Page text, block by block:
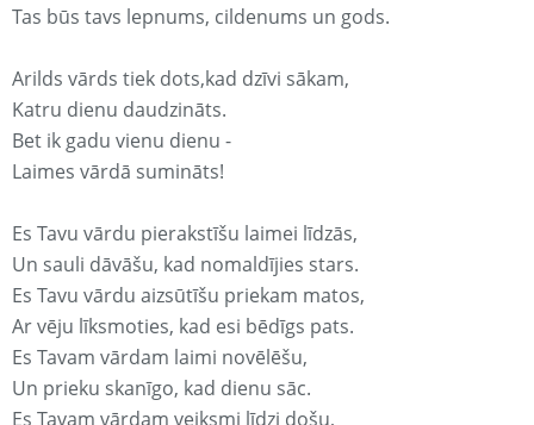
Tas būs tavs lepnums, cildenums un gods.
Arilds vārds tiek dots,kad dzīvi sākam,
Katru dienu daudzināts.
Bet ik gadu vienu dienu -
Laimes vārdā sumināts!
Es Tavu vārdu pierakstīšu laimei līdzās,
Un sauli dāvāšu, kad nomaldījies stars.
Es Tavu vārdu aizsūtīšu priekam matos,
Ar vēju līksmoties, kad esi bēdīgs pats.
Es Tavam vārdam laimi novēlēšu,
Un prieku skanīgo, kad dienu sāc.
Es Tavam vārdam veiksmi līdzi došu,